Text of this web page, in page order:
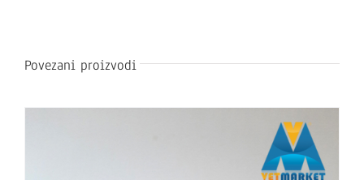
Povezani proizvodi